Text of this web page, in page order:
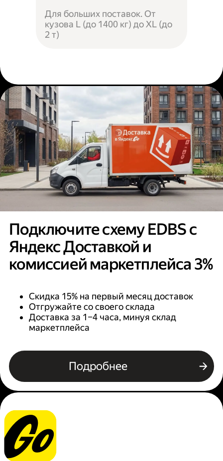
Для больших поставок. От
кузова L (до 1400 кг) до XL (до
2 т)
Подключите схему EDBS с
Яндекс Доставкой и
комиссией маркетплейса 3%
Скидка 15% на первый месяц доставок
Отгружайте со своего склада
Доставка за 1–4 часа, минуя склад
маркетплейса
Подробнее